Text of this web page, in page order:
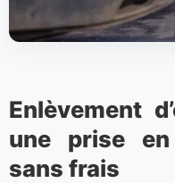
Enlèvement
une prise
sans frais